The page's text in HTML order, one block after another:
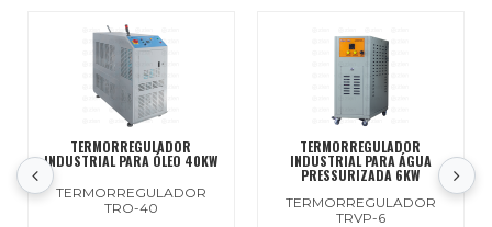
TERMORREGULADOR
INDUSTRIAL PARA ÓLEO 40KW
TERMORREGULADOR
TRO-40
TERMORREGULADOR
INDUSTRIAL PARA ÁGUA
PRESSURIZADA 6KW
TERMORREGULADOR
TRVP-6